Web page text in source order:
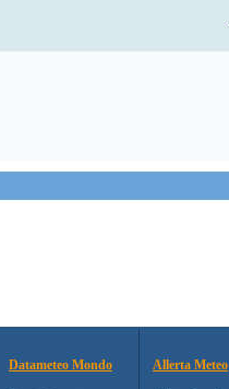
Datameteo Mondo Allerta Meteo